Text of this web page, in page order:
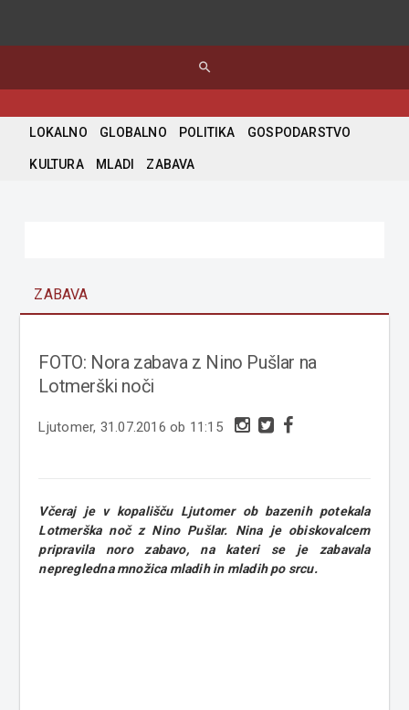
search
LOKALNO GLOBALNO POLITIKA GOSPODARSTVO
KULTURA MLADI ZABAVA
ZABAVA
FOTO: Nora zabava z Nino Pušlar na
Lotmerški noči
Ljutomer, 31.07.2016 ob 11:15
Včeraj je v kopališču Ljutomer ob bazenih potekala
Lotmerška noč z Nino Pušlar. Nina je obiskovalcem
pripravila noro zabavo, na kateri se je zabavala
nepregledna množica mladih in mladih po srcu.